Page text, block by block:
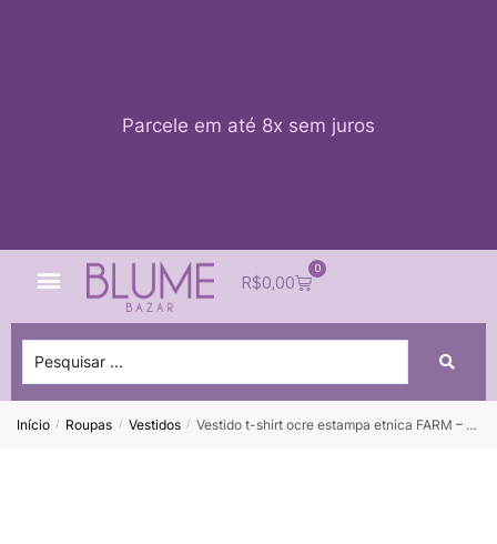
Parcele em até 8x sem juros
R$0,00
0
Início / Roupas / Vestidos / Vestido t-shirt ocre estampa etnica FARM – P *nunca usado*